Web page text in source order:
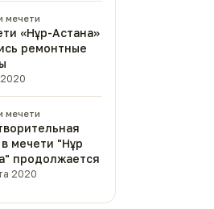
мечети
«Нұр-Астана»
ремонтные
мечети
мечети "Нұр
продолжается
2020